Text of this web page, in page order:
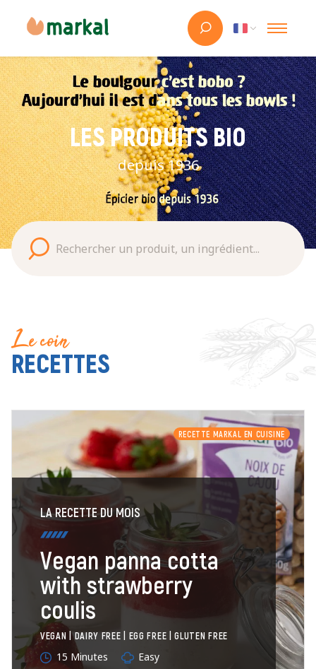
LES PRODUITS BIO
depuis 1936
Le coin
RECETTES
RECETTE MARKAL EN CUISINE
LA RECETTE DU MOIS
Vegan panna cotta
with strawberry
coulis
VEGAN | DAIRY FREE | EGG FREE | GLUTEN FREE
15 Minutes Easy